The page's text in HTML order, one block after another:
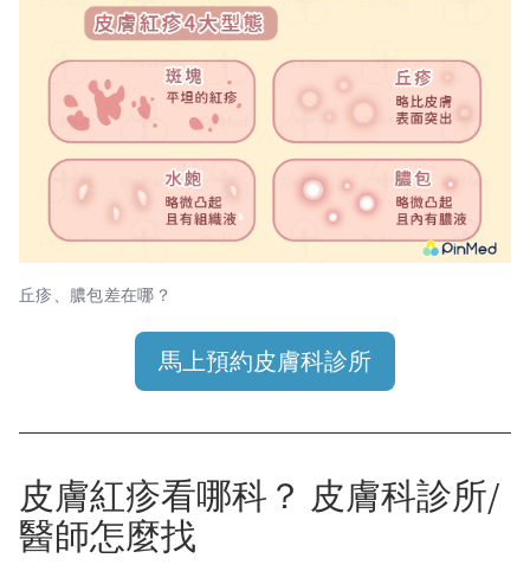
丘疹、膿包差在哪？
馬上預約皮膚科診所
皮膚紅疹看哪科？ 皮膚科診所/
醫師怎麼找